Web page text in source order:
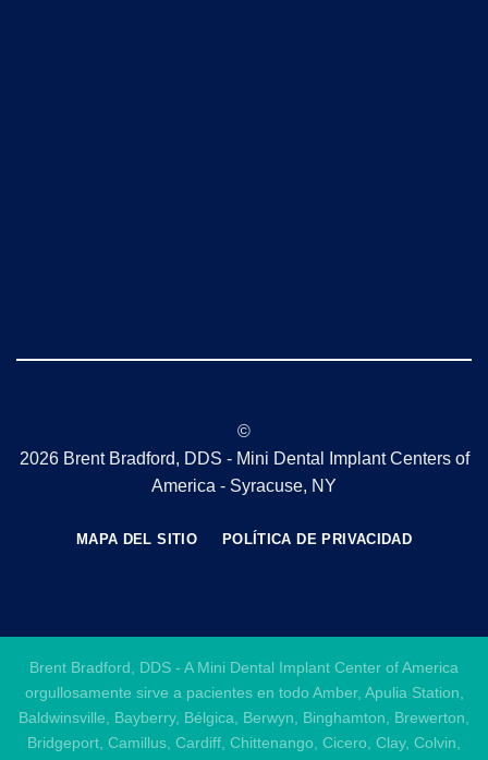
©
2026 Brent Bradford, DDS - Mini Dental Implant Centers of
America - Syracuse, NY
MAPA DEL SITIO POLÍTICA DE PRIVACIDAD
Brent Bradford, DDS - A Mini Dental Implant Center of America
orgullosamente sirve a pacientes en todo Amber, Apulia Station,
Baldwinsville, Bayberry, Bélgica, Berwyn, Binghamton, Brewerton,
Bridgeport, Camillus, Cardiff, Chittenango, Cicero, Clay, Colvin,